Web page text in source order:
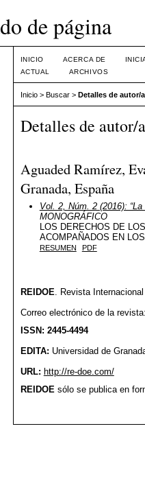
INICIO ACERCA DE
ACTUAL
ARCHIVOS
Inicio> Buscar> Detalles de autor/a
Detalles de autor/a
Aguaded Ramírez,
Granada, España
Vol. 2, Núm. 2 (2016):
MONOGRÁFICO
LOS DERECHOS DE
ACOMPAÑADOS EN
RESUMEN PDF
REIDOE . Revista
Correo electrónico de la
ISSN: 2445-4494
EDITA: Universidad de
URL: http://re-doe.com/
REIDOE sólo se publica en